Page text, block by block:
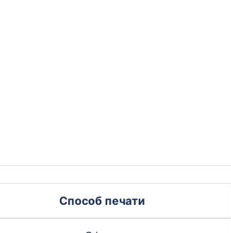
Способ печати